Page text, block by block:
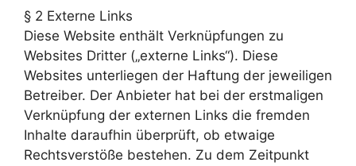
§ 2 Externe Links
Diese Website enthält Verknüpfungen zu
Websites Dritter („externe Links“). Diese
Websites unterliegen der Haftung der jeweiligen
Betreiber. Der Anbieter hat bei der erstmaligen
Verknüpfung der externen Links die fremden
Inhalte daraufhin überprüft, ob etwaige
Rechtsverstöße bestehen. Zu dem Zeitpunkt
Wenn Sie
diese
Cookies
ablehnen,
verschwinden
einige
Funktionen
von der
Website.